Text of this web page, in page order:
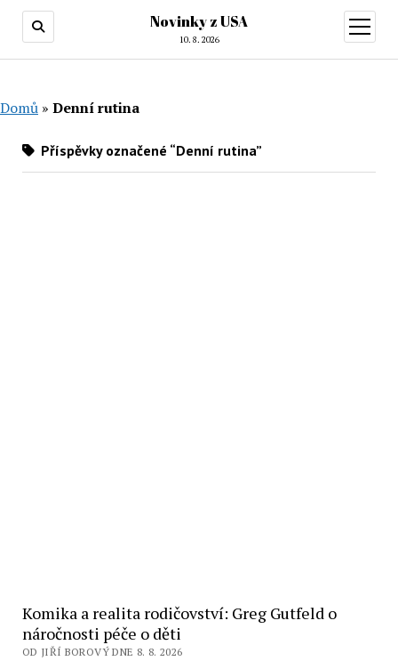
Novinky z USA
10. 8. 2026
otevřít
menu
Domů » Denní rutina
Příspěvky označené “Denní rutina”
Komika a realita rodičovství: Greg Gutfeld o
náročnosti péče o děti
OD JIŘÍ BOROVÝ DNE 8. 8. 2026